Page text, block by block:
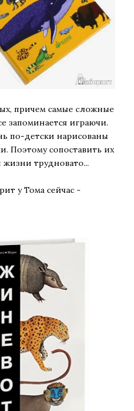
причем самые сложные
запоминается играючи.
по-детски нарисованы
Поэтому сопоставить их
трудновато...
у Тома сейчас -